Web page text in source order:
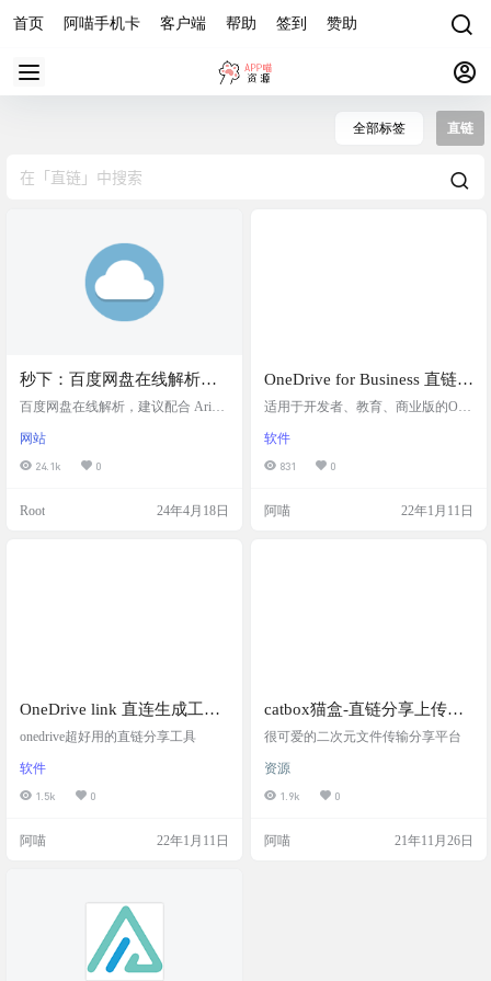
首页 阿喵手机卡 客户端 帮助 签到 赞助
全部标签 直链
秒下：百度网盘在线解析直
链下载工具
百度网盘在线解析，建议配合 Aria2
wp 的 PHP 语言实现，使用 PHP 语
言重写了原项目的功能。项目使用
才可以使用。 本工具无任何破解功
网站
24.1k 0
Root 24年4月18日
OneDrive for Business 直链生
成工具
适用于开发者、教育、商业版的One
软件
831 0
阿喵 22年1月11日
OneDrive link 直连生成工具
v1.0.1
onedrive超好用的直链分享工具
软件
1.5k 0
阿喵 22年1月11日
catbox猫盒-直链分享上传下
载平台
很可爱的二次元文件传输分享平台
资源
1.9k 0
阿喵 21年11月26日